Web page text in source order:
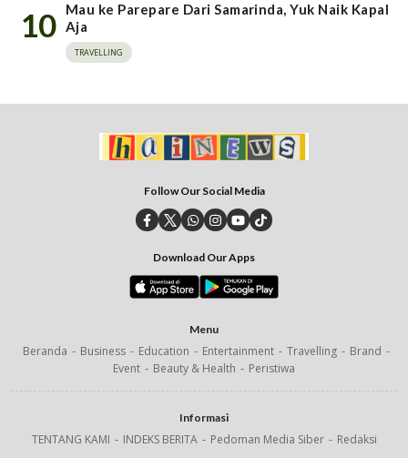
10
Mau ke Parepare Dari Samarinda, Yuk Naik Kapal
Aja
TRAVELLING
Follow Our Social Media
Download Our Apps
Menu
Beranda Business Education Entertainment Travelling
Brand
Event
Beauty & Health Peristiwa
Informasi
TENTANG KAMI INDEKS BERITA Pedoman Media Siber Redaksi